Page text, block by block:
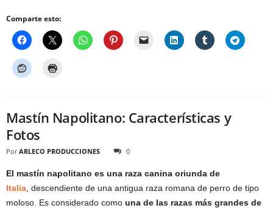
Comparte esto:
Mastín Napolitano: Características y
Fotos
Por ARLECO PRODUCCIONES 0
El mastín napolitano es una raza canina oriunda de
Italia , descendiente de una antigua raza romana de perro de tipo
moloso. Es considerado como una de las razas más grandes de